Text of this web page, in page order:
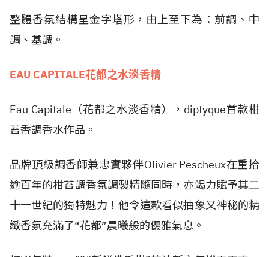
整體香氛結構呈金字塔形，由上至下為：前調、中
調、基調。
EAU CAPITALE花都之水淡香精
Eau Capitale（花都之水淡香精），diptyque首款柑
苔香調香水作品。
品牌頂級調香師兼忠實夥伴Olivier Pescheux在重拾
逾百年的柑苔調香氛調製精髓同時，亦竭力賦予其二
十一世紀的獨特魅力！他令這款看似抽象又神秘的精
緻香氛充滿了“花都”晨曦般的優雅氣息。